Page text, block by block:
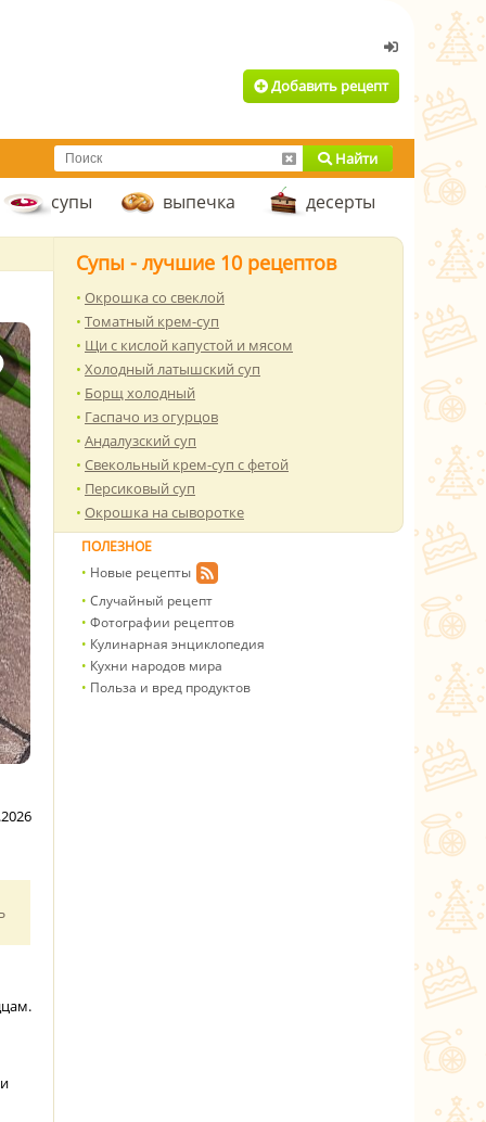
Добавить рецепт
Найти
супы выпечка десерты
Супы - лучшие 10 рецептов
Окрошка со свеклой
Томатный крем-суп
Щи с кислой капустой и мясом
Холодный латышский суп
Борщ холодный
Гаспачо из огурцов
Андалузский суп
Свекольный крем-суп с фетой
Персиковый суп
Окрошка на сыворотке
ПОЛЕЗНОЕ
Новые рецепты
Случайный рецепт
Фотографии рецептов
Кулинарная энциклопедия
Кухни народов мира
Польза и вред продуктов